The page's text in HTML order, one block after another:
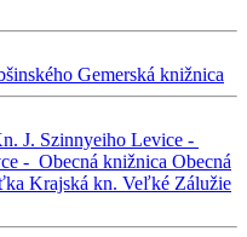
Gemerská knižnica
J. Szinnyeiho Levice -
- Obecná knižnica Obecná
Krajská kn. Veľké Zálužie